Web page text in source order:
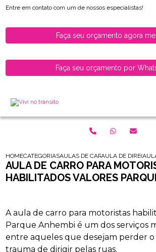
Entre em contato com um de nossos especialistas!
Faça seu orçamento agora
Faça seu orçamento por
HOMECATEGORIASAULAS DE CARRO PARAAULA DE DIRECAO
AULA DE CARRO PARA
HABILITADOS VALORES
A aula de carro para motoristas
Parque Anhembi é um dos serviços
entre aqueles que desejam perder
trauma de dirigir pelas ruas.